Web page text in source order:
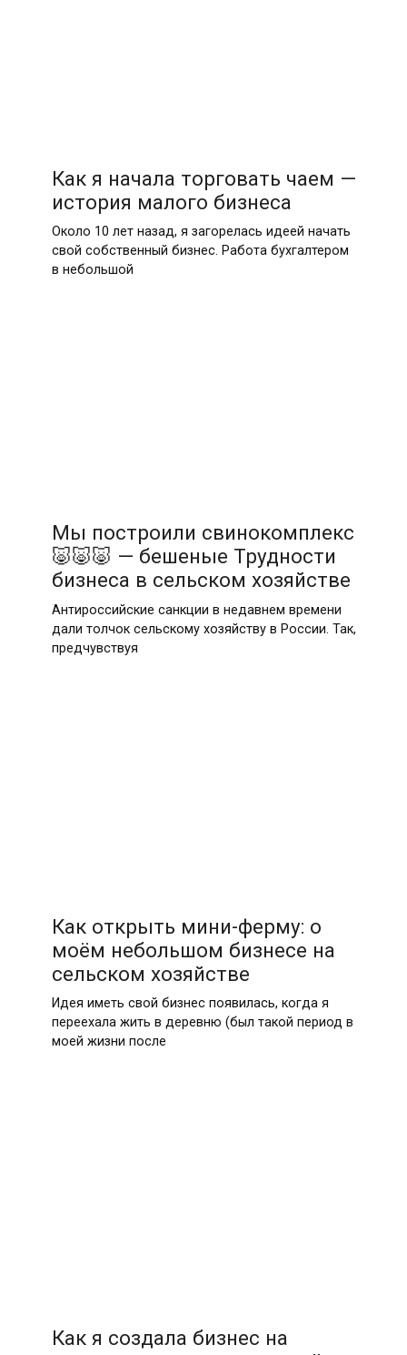
Как я начала торговать чаем —
история малого бизнеса
Около 10 лет назад, я загорелась идеей начать
свой собственный бизнес. Работа бухгалтером
в небольшой
Мы построили свинокомплекс
🐷🐷🐷 — бешеные Трудности
бизнеса в сельском хозяйстве
Антироссийские санкции в недавнем времени
дали толчок сельскому хозяйству в России. Так,
предчувствуя
Как открыть мини-ферму: о
моём небольшом бизнесе на
сельском хозяйстве
Идея иметь свой бизнес появилась, когда я
переехала жить в деревню (был такой период в
моей жизни после
Как я создала бизнес на